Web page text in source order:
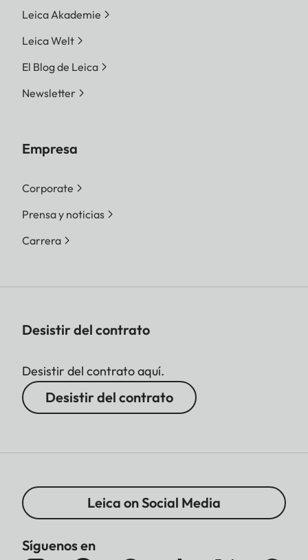
Leica Akademie
Leica Welt
El Blog de Leica
Newsletter
Empresa
Corporate
Prensa y noticias
Carrera
Desistir del contrato
Desistir del contrato aquí.
Desistir del contrato
Leica on Social Media
Síguenos en